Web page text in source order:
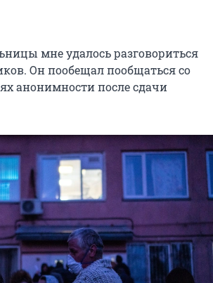
мне удалось разговориться
Он пообещал пообщаться со
анонимности после сдачи